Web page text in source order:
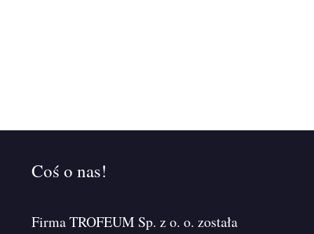
Coś o nas!
Firma TROFEUM Sp. z o. o. została